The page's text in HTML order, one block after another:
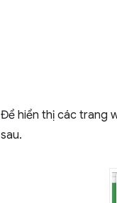
Để hiển thị các trang
sau.